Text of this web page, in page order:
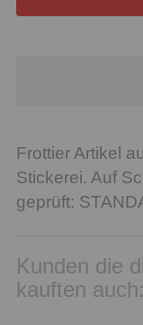
Frottier Artikel
Stickerei. Auf
geprüft:
Kunden die
kauften auch: